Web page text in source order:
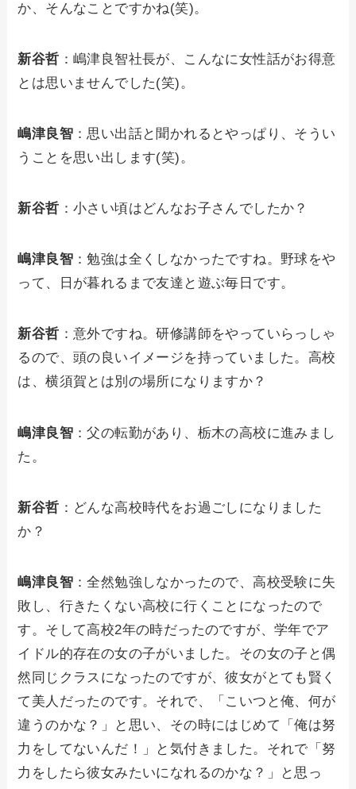
か、そんなことですかね(笑)。
新谷哲 ：嶋津良智社長が、こんなに女性話がお得意
とは思いませんでした(笑)。
嶋津良智 ：思い出話と聞かれるとやっぱり、そうい
うことを思い出します(笑)。
新谷哲 ：小さい頃はどんなお子さんでしたか？
嶋津良智 ：勉強は全くしなかったですね。野球をや
って、日が暮れるまで友達と遊ぶ毎日です。
新谷哲 ：意外ですね。研修講師をやっていらっしゃ
るので、頭の良いイメージを持っていました。高校
は、横須賀とは別の場所になりますか？
嶋津良智 ：父の転勤があり、栃木の高校に進みまし
た。
新谷哲 ：どんな高校時代をお過ごしになりました
か？
嶋津良智 ：全然勉強しなかったので、高校受験に失
敗し、行きたくない高校に行くことになったので
す。そして高校2年の時だったのですが、学年でア
イドル的存在の女の子がいました。その女の子と偶
然同じクラスになったのですが、彼女がとても賢く
て美人だったのです。それで、「こいつと俺、何が
違うのかな？」と思い、その時にはじめて「俺は努
力をしてないんだ！」と気付きました。それで「努
力をしたら彼女みたいになれるのかな？」と思っ